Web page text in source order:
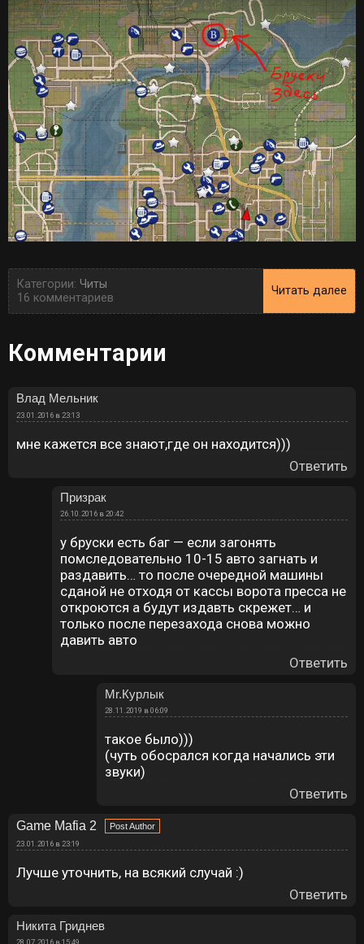
Категории: Читы
16 комментариев
Читать далее
Комментарии
Влад Мельник
23.01.2016 в 23:13
мне кажется все знают,где он находится)))
Ответить
Призрак
26.10.2016 в 20:42
у бруски есть баг — если загонять
помследовательно 10-15 авто загнать и
раздавить… то после очередной машины
сданой не отходя от кассы ворота пресса не
откроются а будут издавть скрежет… и
только после перезахода снова можно
давить авто
Ответить
Mr.Курлык
28.11.2019 в 06:09
такое было)))
(чуть обосрался когда начались эти
звуки)
Ответить
Game Mafia 2
23.01.2016 в 23:19
Лучше уточнить, на всякий случай :)
Ответить
Никита Гриднев
28.07.2016 в 15:49